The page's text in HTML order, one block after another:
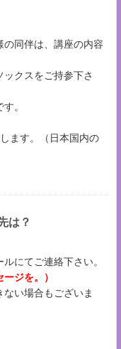
同伴は、講座の内容
クスをご持参下さ
。
ます。（日本国内の
は？
にてご連絡下さい。
ジを。）
い場合もございま